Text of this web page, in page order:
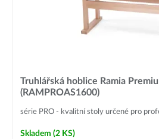
Truhlářská hoblice Ramia
(RAMPROAS1600)
série PRO - kvalitní stoly určené pro
Skladem (2 KS)